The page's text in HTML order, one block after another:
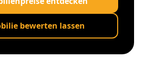
bewerten lassen